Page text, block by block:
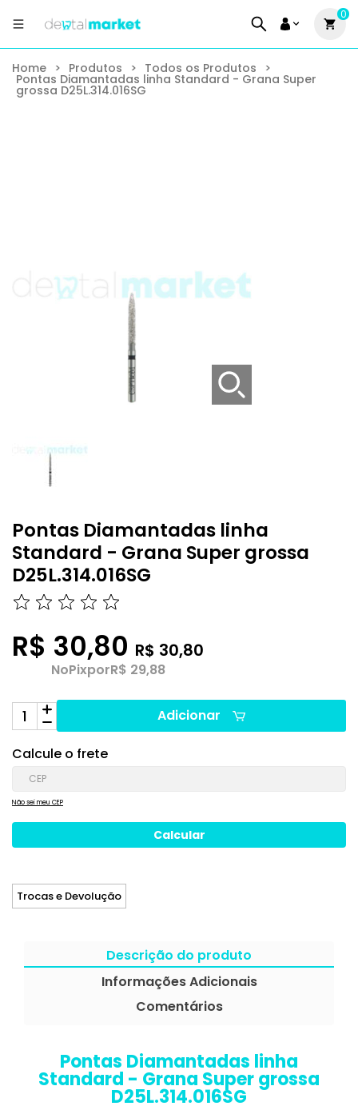
0
Home > Produtos > Todos os Produtos >
Pontas Diamantadas linha Standard - Grana Super
grossa D25L.314.016SG
Pontas Diamantadas linha
Standard - Grana Super grossa
D25L.314.016SG
R$ 30,80 R$ 30,80
NoPixporR$ 29,88
Adicionar
Calcule o frete
Não sei meu CEP
Trocas e Devolução
Descrição do produto
Informações Adicionais
Comentários
Pontas Diamantadas linha
Standard - Grana Super grossa
D25L.314.016SG